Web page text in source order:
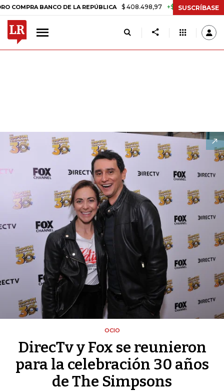
BANCO DE LA REPÚBLICA $ 408.498,97 +$ 8.753,81 +2,19%
SUSCRÍBASE
OCIO
DirecTv y Fox se reunieron
para la celebración 30 años
de The Simpsons